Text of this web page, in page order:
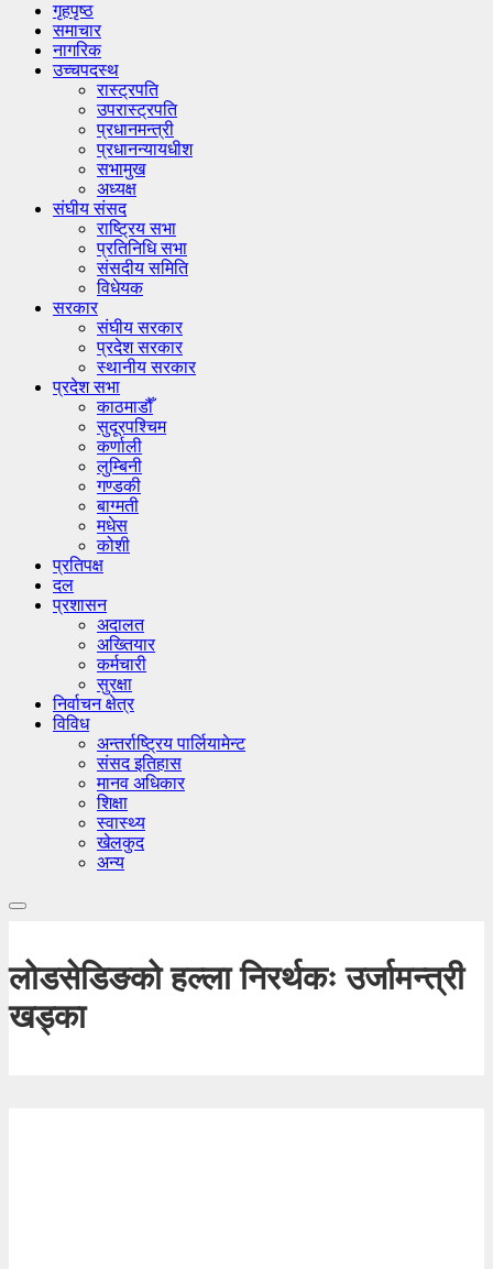
गृहपृष्ठ
समाचार
नागरिक
उच्चपदस्थ
रास्ट्रपति
उपरास्ट्रपति
प्रधानमन्त्री
प्रधानन्यायधीश
सभामुख
अध्यक्ष
संघीय संसद
राष्ट्रिय सभा
प्रतिनिधि सभा
संसदीय समिति
विधेयक
सरकार
संघीय सरकार
प्रदेश सरकार
स्थानीय सरकार
प्रदेश सभा
काठमाडौँ
सुदूरपश्चिम
कर्णाली
लुम्बिनी
गण्डकी
बाग्मती
मधेस
कोशी
प्रतिपक्ष
दल
प्रशासन
अदालत
अख्तियार
कर्मचारी
सुरक्षा
निर्वाचन क्षेत्र
विविध
अन्तर्राष्ट्रिय पार्लियामेन्ट
संसद इतिहास
मानव अधिकार
शिक्षा
स्वास्थ्य
खेलकुद
अन्य
लोडसेडिङको हल्ला निरर्थकः उर्जामन्त्री
खड्का